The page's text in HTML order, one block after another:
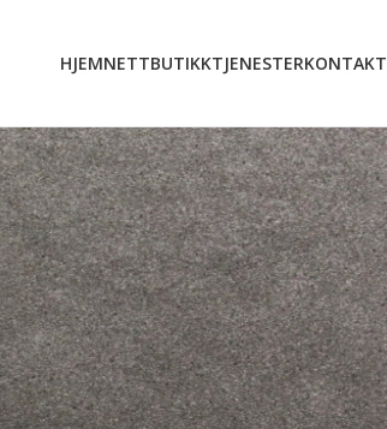
HJEMNETTBUTIKKTJENESTERKONTAKT